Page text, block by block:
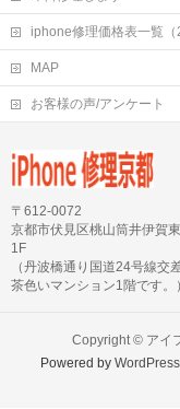
iphone修理価格表一覧（
MAP
お客様の声/アンケート
〒612-0072
京都市伏見区桃山筒井伊賀
1F
（丹波橋通り国道24号線交
茶色いマンション1階です。）
Copyright © アイ
Powered byWordPress